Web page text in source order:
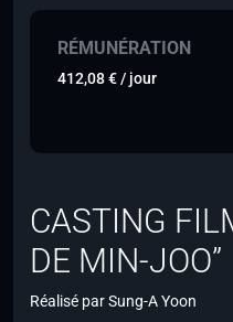
RÉMUNÉRATION
412,08 € / jour
CASTING
DE MIN-JOO”
Réalisé par Sung-A Yoon